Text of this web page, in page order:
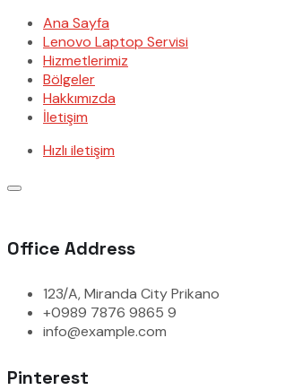
Ana Sayfa
Lenovo Laptop Servisi
Hizmetlerimiz
Bölgeler
Hakkımızda
İletişim
Hızlı iletişim
Office Address
123/A, Miranda City Prikano
+0989 7876 9865 9
info@example.com
Pinterest